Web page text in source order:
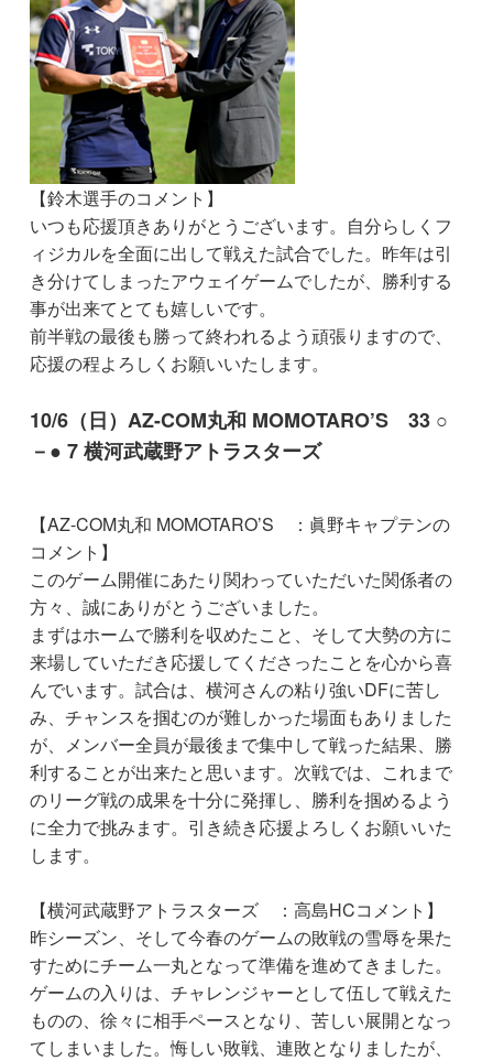
【鈴木選手のコメント】
いつも応援頂きありがとうございます。自分らしくフ
ィジカルを全面に出して戦えた試合でした。昨年は引
き分けてしまったアウェイゲームでしたが、勝利する
事が出来てとても嬉しいです。
前半戦の最後も勝って終われるよう頑張りますので、
応援の程よろしくお願いいたします。
10/6（日）AZ-COM丸和 MOMOTARO’S 33 ○
－● 7 横河武蔵野アトラスターズ
【AZ-COM丸和 MOMOTARO’S ：眞野キャプテンの
コメント】
このゲーム開催にあたり関わっていただいた関係者の
方々、誠にありがとうございました。
まずはホームで勝利を収めたこと、そして大勢の方に
来場していただき応援してくださったことを心から喜
んでいます。試合は、横河さんの粘り強いDFに苦し
み、チャンスを掴むのが難しかった場面もありました
が、メンバー全員が最後まで集中して戦った結果、勝
利することが出来たと思います。次戦では、これまで
のリーグ戦の成果を十分に発揮し、勝利を掴めるよう
に全力で挑みます。引き続き応援よろしくお願いいた
します。
【横河武蔵野アトラスターズ ：高島HCコメント】
昨シーズン、そして今春のゲームの敗戦の雪辱を果た
すためにチーム一丸となって準備を進めてきました。
ゲームの入りは、チャレンジャーとして伍して戦えた
ものの、徐々に相手ペースとなり、苦しい展開となっ
てしまいました。悔しい敗戦、連敗となりましたが、